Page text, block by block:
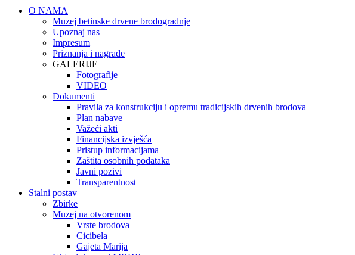
O NAMA
Muzej betinske drvene brodogradnje
Upoznaj nas
Impresum
Priznanja i nagrade
GALERIJE
Fotografije
VIDEO
Dokumenti
Pravila za konstrukciju i opremu tradicijskih drvenih brodova
Plan nabave
Važeći akti
Financijska izvješća
Pristup informacijama
Zaštita osobnih podataka
Javni pozivi
Transparentnost
Stalni postav
Zbirke
Muzej na otvorenom
Vrste brodova
Cicibela
Gajeta Marija